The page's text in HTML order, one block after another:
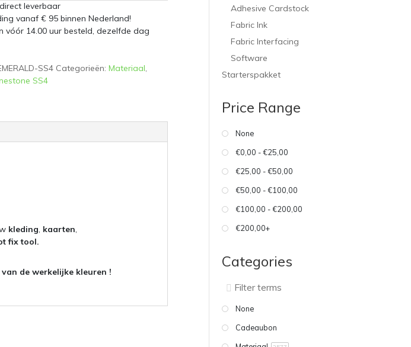
leverbaar
vanaf € 95 binnen Nederland!
vóór 14.00 uur besteld, dezelfde dag
SS4 Categorieën: Materiaal,
SS4
kleding, kaarten,
fix tool.
de werkelijke kleuren !
Adhesive Cardstock
Fabric Ink
Fabric Interfacing
Software
Starterspakket
Price Range
None
€0,00 - €25,00
€25,00 - €50,00
€50,00 - €100,00
€100,00 - €200,00
€200,00+
Categories
None
Cadeaubon